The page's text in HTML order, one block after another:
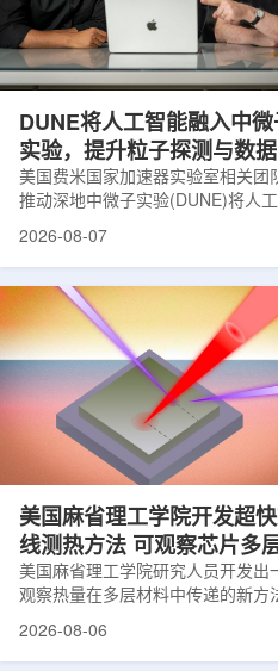
DUNE将人工智能融入中微
实验，提升粒子探测与数
理能力
美国费米国家加速器实验室相关团
推动深地中微子实验(DUNE)将人
互作用识别、事件分类和探测器管
力。DUNE位于长基线中微子设施
前已开始安装大型中微子探测器模
结构元件。该实验由近探测器和远
器组成：近探测器位于费米实验室
探测器设在南达科他州桑福德地下
设施地下约1英里处。两个探测器都
用液氩时间投影室技术，用于记录
2026-08-07
美国麻省理工学院开发超
线测热方法 可观察芯片多
构热传递
美国麻省理工学院研究人员开发出
观察热量在多层材料中传递的新方
可用于精确测量计算机芯片等电子
2026-08-06